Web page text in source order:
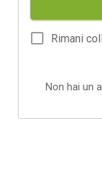
Rimani
Non hai un